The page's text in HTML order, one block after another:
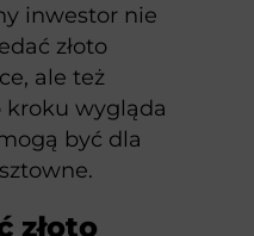
inwestor nie
złoto
ale też
kroku wygląda
być dla
złoto